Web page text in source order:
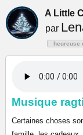
A Little
par
heureuse
Musique
Certaines choses